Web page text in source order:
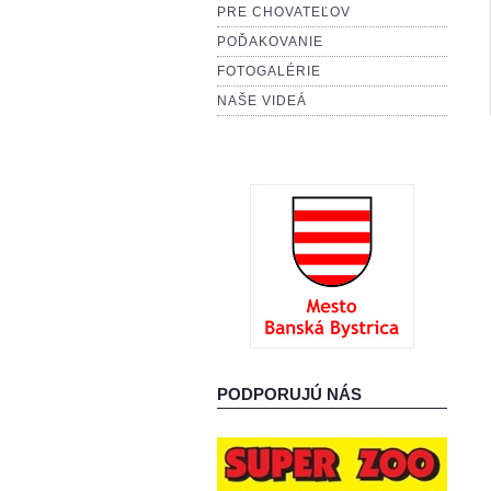
PRE CHOVATEĽOV
POĎAKOVANIE
FOTOGALÉRIE
NAŠE VIDEÁ
PODPORUJÚ NÁS